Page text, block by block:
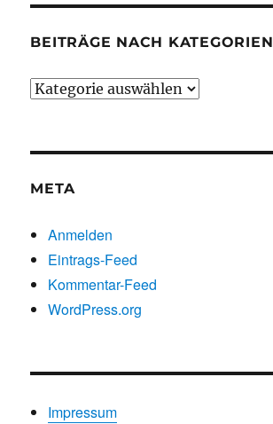
BEITRÄGE NACH KATEGORIEN
Beiträge
META
Anmelden
Eintrags-Feed
Kommentar-Feed
WordPress.org
Impressum